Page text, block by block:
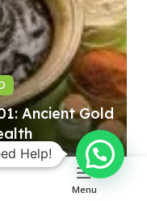
Ancient Gold
0
Menu
Help!